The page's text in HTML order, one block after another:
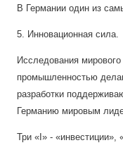
В Германии один из
5. Инновационная сила.
Исследования
промышленностью
разработки
Германию мировым
Три «I» - «инвестиции»,